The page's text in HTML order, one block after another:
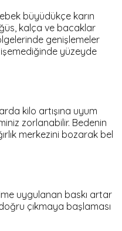
büyüdükçe karın
kalça ve bacaklar
genişlemeler
yüzeyde
kilo artışına uyum
zorlanabilir. Bedenin
merkezini bozarak bel
uygulanan baskı artar
çıkmaya başlaması